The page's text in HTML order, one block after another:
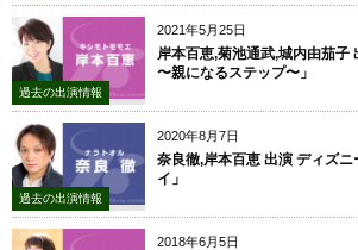
2021年5月25日
過去の出演情報
岸本百恵,菊池通武,城内由茄
〜親になるステップ〜」
2020年8月7日
過去の出演情報
奈良徹,岸本百恵 出演 ディズ
イ」
2018年6月5日